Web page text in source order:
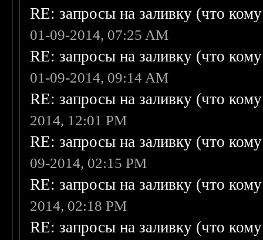
RE: запросы на заливку (что
01-09-2014, 07:25 AM
RE: запросы на заливку (что
01-09-2014, 09:14 AM
RE: запросы на заливку (что
2014, 12:01 PM
RE: запросы на заливку (что
09-2014, 02:15 PM
RE: запросы на заливку (что
2014, 02:18 PM
RE: запросы на заливку (что